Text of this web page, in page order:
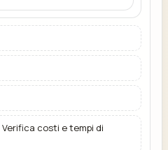
Verifica costi e tempi di